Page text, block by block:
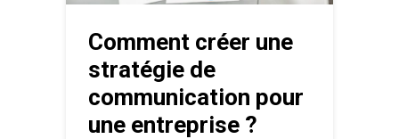
Comment créer une
stratégie de
communication pour
une entreprise ?